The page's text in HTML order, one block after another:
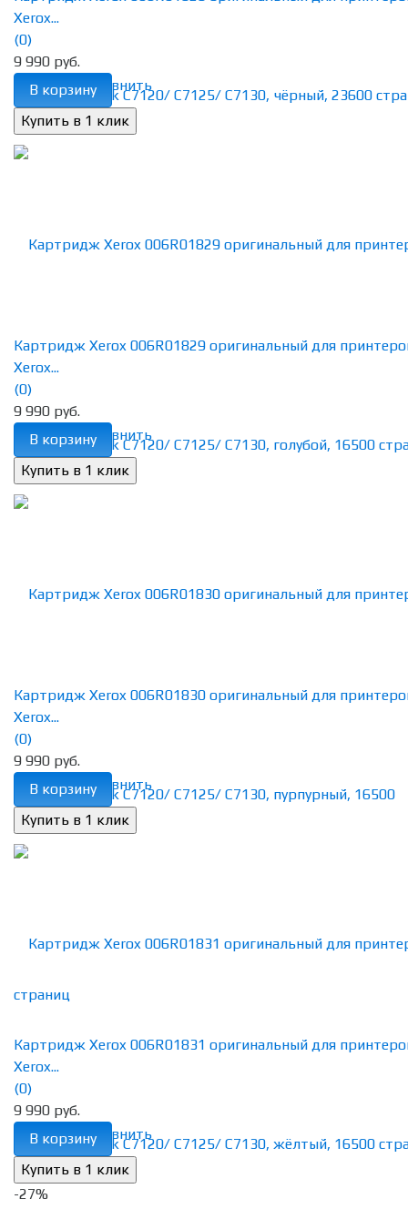
избранное сравнить
Xerox...
(0)
9 990 руб.
В корзину
избранное сравнить
Картридж Xerox 006R01829 оригинальный для
Xerox...
(0)
9 990 руб.
В корзину
избранное сравнить
Картридж Xerox 006R01830 оригинальный для
Xerox...
(0)
9 990 руб.
В корзину
избранное сравнить
Картридж Xerox 006R01831 оригинальный для
Xerox...
(0)
9 990 руб.
В корзину
-27%